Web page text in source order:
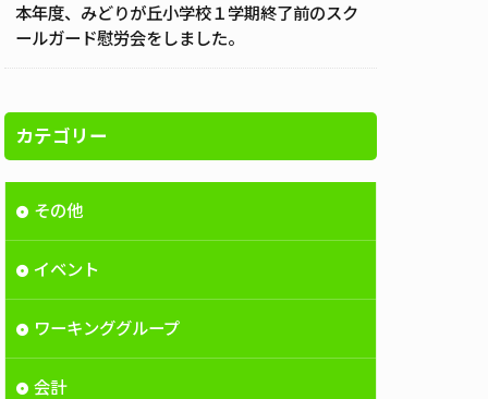
本年度、みどりが丘小学校１学期終了前のスク
ールガード慰労会をしました。
カテゴリー
その他
イベント
ワーキンググループ
会計